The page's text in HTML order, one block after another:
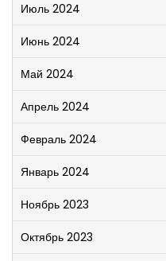
Июль 2024
Июнь 2024
Май 2024
Апрель 2024
Февраль 2024
Январь 2024
Ноябрь 2023
Октябрь 2023